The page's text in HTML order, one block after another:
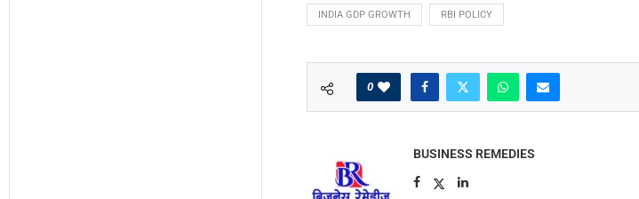
INDIA GDP GROWTH RBI POLICY
0
BUSINESS REMEDIES